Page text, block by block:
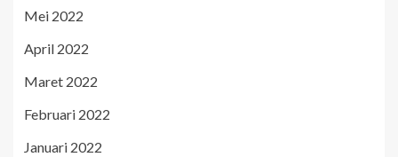
Mei 2022
April 2022
Maret 2022
Februari 2022
Januari 2022